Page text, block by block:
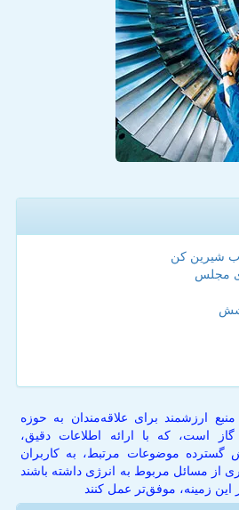
شیرین کن
مجلس
ارزشمند برای علاقه‌مندان به حوزه
است، که با ارائه اطلاعات دقیق،
گسترده موضوعات مرتبط، به کاربران
از مسائل مربوط به انرژی داشته باشند
زمینه، موفق‌تر عمل کنند